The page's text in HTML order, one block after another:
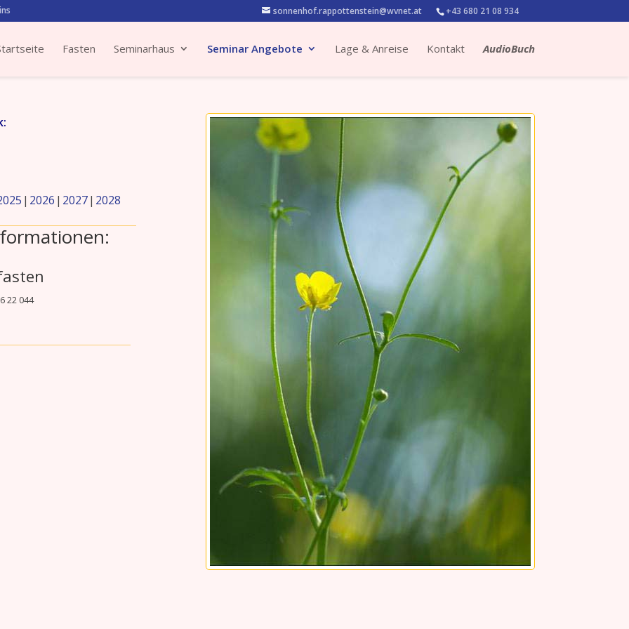
+43 680 21 08 934
sonnenhof.rappottenstein@wvnet.at
Fasten Seminarhaus Seminar Angebote Lage & Anreise Kontakt AudioBuch
2026 2027 2028
22 044